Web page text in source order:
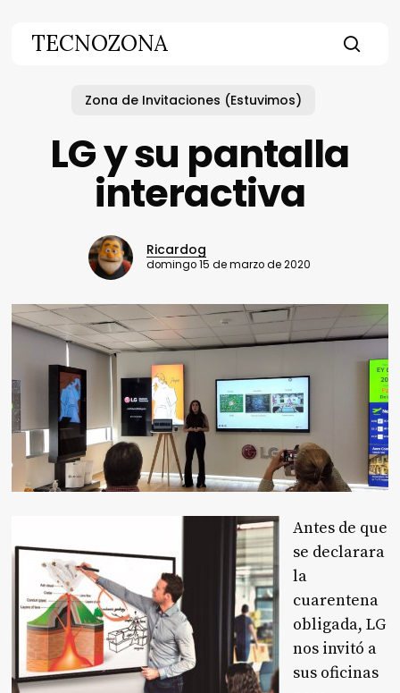
TECNOZONA
Zona de Invitaciones (Estuvimos)
LG y su pantalla
interactiva
Ricardog
domingo 15 de marzo de 2020
Antes de que
se declarara
la
cuarentena
obligada, LG
nos invitó a
sus oficinas